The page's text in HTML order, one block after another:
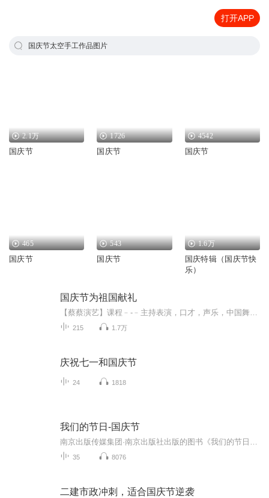
打开APP
国庆节太空手工作品图片
2.1万
国庆节
1726
国庆节
4542
国庆节
465
国庆节
543
国庆节
1.6万
国庆特辑（国庆节快
乐）
国庆节为祖国献礼
215 1.7万
庆祝七一和国庆节
24 1818
我们的节日-国庆节
35 8076
二建市政冲刺，适合国庆节逆袭